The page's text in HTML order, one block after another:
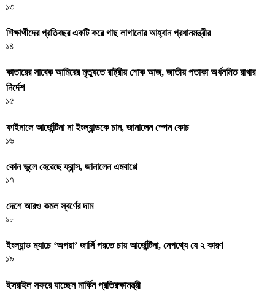
১৩
শিক্ষার্থীদের প্রতিবছর একটি করে গাছ লাগানোর আহ্বান প্রধানমন্ত্রীর
১৪
কাতারের সাবেক আমিরের মৃত্যুতে রাষ্ট্রীয় শোক আজ, জাতীয় পতাকা অর্ধনমিত রাখার
নির্দেশ
১৫
ফাইনালে আর্জেন্টিনা না ইংল্যান্ডকে চান, জানালেন স্পেন কোচ
১৬
কোন ভুলে হেরেছে ফ্রান্স, জানালেন এমবাপ্পে
১৭
দেশে আরও কমল স্বর্ণের দাম
১৮
ইংল্যান্ড ম্যাচে ‘অপয়া’ জার্সি পরতে চায় আর্জেন্টিনা, নেপথ্যে যে ২ কারণ
১৯
ইসরাইল সফরে যাচ্ছেন মার্কিন প্রতিরক্ষামন্ত্রী